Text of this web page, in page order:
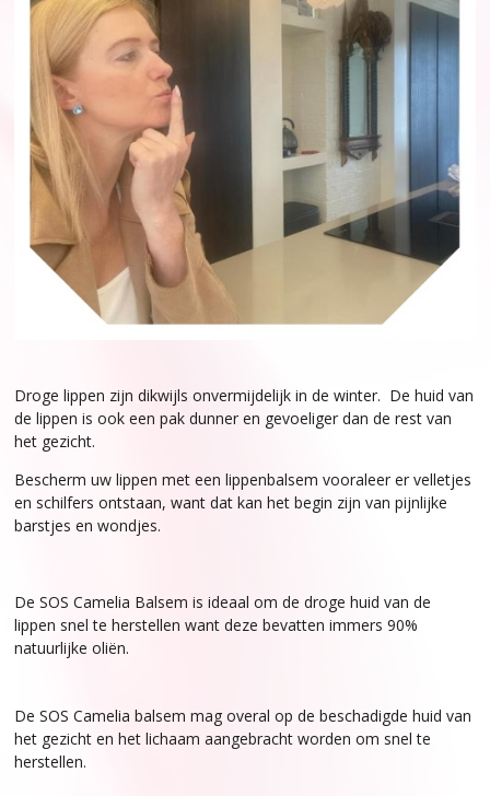
Droge lippen zijn dikwijls onvermijdelijk in de winter. De huid van
de lippen is ook een pak dunner en gevoeliger dan de rest van
het gezicht.
Bescherm uw lippen met een lippenbalsem vooraleer er velletjes
en schilfers ontstaan, want dat kan het begin zijn van pijnlijke
barstjes en wondjes.
De SOS Camelia Balsem is ideaal om de droge huid van de
lippen snel te herstellen want deze bevatten immers 90%
natuurlijke oliën.
De SOS Camelia balsem mag overal op de beschadigde huid van
het gezicht en het lichaam aangebracht worden om snel te
herstellen.